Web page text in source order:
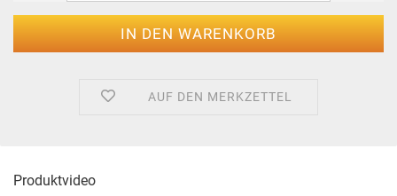
AUF DEN MERKZETTEL
Produktvideo